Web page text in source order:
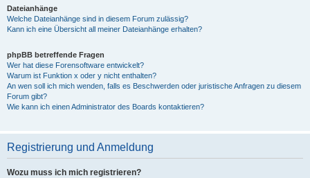
Dateianhänge
Welche Dateianhänge sind in diesem Forum zulässig?
Kann ich eine Übersicht all meiner Dateianhänge erhalten?
phpBB betreffende Fragen
Wer hat diese Forensoftware entwickelt?
Warum ist Funktion x oder y nicht enthalten?
An wen soll ich mich wenden, falls es Beschwerden oder juristische Anfragen zu diesem
Forum gibt?
Wie kann ich einen Administrator des Boards kontaktieren?
Registrierung und Anmeldung
Wozu muss ich mich registrieren?